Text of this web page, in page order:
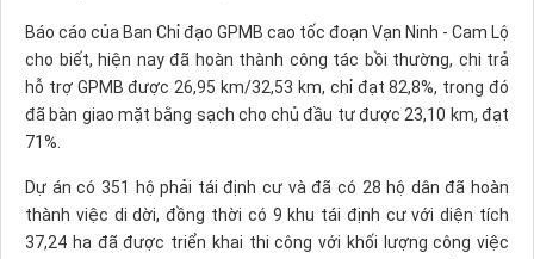
Báo cáo của Ban Chỉ đạo GPMB cao tốc đoạn Vạn Ninh - Cam Lộ
cho biết, hiện nay đã hoàn thành công tác bồi thường, chi trả
hỗ trợ GPMB được 26,95 km/32,53 km, chỉ đạt 82,8%, trong đó
đã bàn giao mặt bằng sạch cho chủ đầu tư được 23,10 km, đạt
71%.
Dự án có 351 hộ phải tái định cư và đã có 28 hộ dân đã hoàn
thành việc di dời, đồng thời có 9 khu tái định cư với diện tích
37,24 ha đã được triển khai thi công với khối lượng công việc